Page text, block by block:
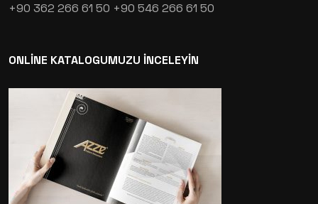
+90 362 266 61 50 +90 546 266 61 50
ONLİNE KATALOGUMUZU İNCELEYİN